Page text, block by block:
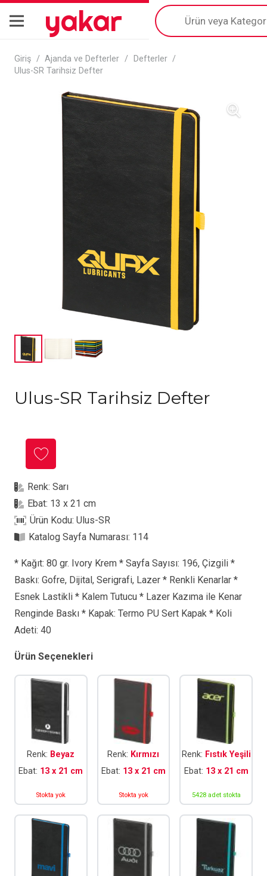
yakar
Products
search
Giriş / Ajanda ve Defterler / Defterler /
Ulus-SR Tarihsiz Defter
Ulus-SR Tarihsiz Defter
Renk:Sarı
Ebat: 13 x 21 cm
Ürün Kodu:Ulus-SR
Katalog Sayfa Numarası: 114
* Kağıt: 80 gr. Ivory Krem * Sayfa Sayısı: 196, Çizgili *
Baskı: Gofre, Dijital, Serigrafi, Lazer * Renkli Kenarlar *
Esnek Lastikli * Kalem Tutucu * Lazer Kazıma ile Kenar
Renginde Baskı * Kapak: Termo PU Sert Kapak * Koli
Adeti: 40
Ürün Seçenekleri
Renk: Beyaz
Ebat: 13 x 21 cm
Stokta yok
Renk: Kırmızı
Ebat: 13 x 21 cm
Stokta yok
Renk: Fıstık Yeşili
Ebat: 13 x 21 cm
5428 adet stokta